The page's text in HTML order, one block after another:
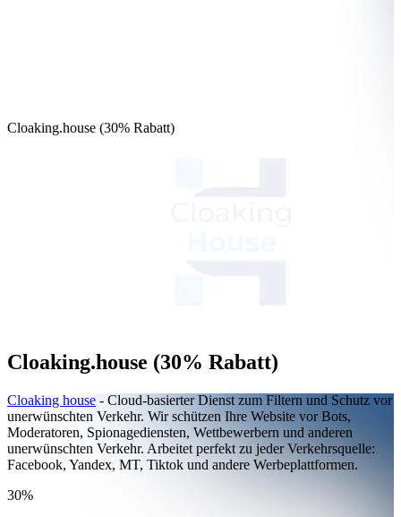
Cloaking.house (30% Rabatt)
Cloaking.house (30% Rabatt)
Cloaking house - Cloud-basierter Dienst zum Filtern und Schutz vor
unerwünschten Verkehr. Wir schützen Ihre Website vor Bots,
Moderatoren, Spionagediensten, Wettbewerbern und anderen
unerwünschten Verkehr. Arbeitet perfekt zu jeder Verkehrsquelle:
Facebook, Yandex, MT, Tiktok und andere Werbeplattformen.
30%